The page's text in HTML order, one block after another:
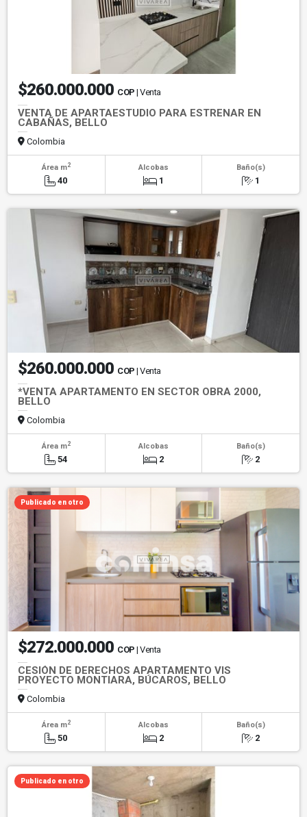
$260.000.000 COP | Venta
VENTA DE APARTAESTUDIO PARA ESTRENAR EN
CABAÑAS, BELLO
Colombia
Área m2
40
Alcobas
1
Baño(s)
1
$260.000.000 COP | Venta
*VENTA APARTAMENTO EN SECTOR OBRA 2000,
BELLO
Colombia
Área m2
54
Alcobas
2
Baño(s)
2
Publicado en otro
$272.000.000 COP | Venta
CESIÓN DE DERECHOS APARTAMENTO VIS
PROYECTO MONTIARA, BÚCAROS, BELLO
Colombia
Área m2
50
Alcobas
2
Baño(s)
2
Publicado en otro